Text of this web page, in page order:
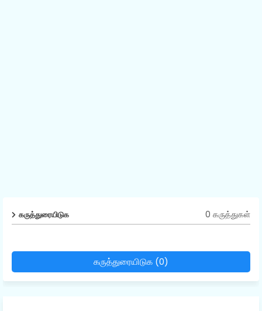
கருத்துரையிடுக 0 கருத்துகள்
கருத்துரையிடுக (0)